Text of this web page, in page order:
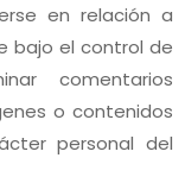
en relación a
bajo el control de
comentarios
o contenidos
personal del